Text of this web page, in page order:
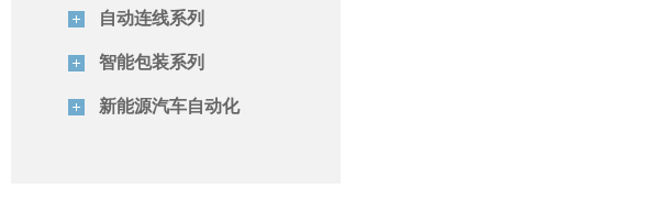
自动连线系列
智能包装系列
新能源汽车自动化